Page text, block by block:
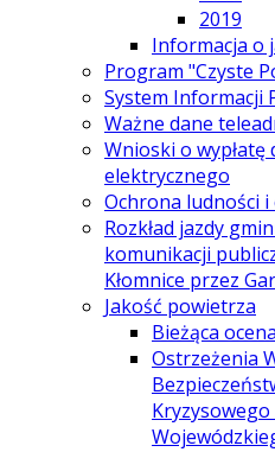
2019
Informacja o
Program "Czyste
System Informacji
Ważne dane
Wnioski o wypłatę
elektrycznego
Ochrona ludności
Rozkład jazdy
komunikacji
Kłomnice przez
Jakość powietrza
Bieżąca
Ostrzeżenia